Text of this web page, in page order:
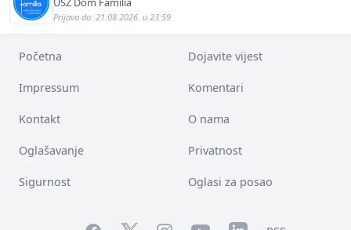
Prijava do: 21.08.2026. u 23:59
Početna Dojavite vijest
Impressum Komentari
Kontakt O nama
Oglašavanje Privatnost
Sigurnost Oglasi za posao